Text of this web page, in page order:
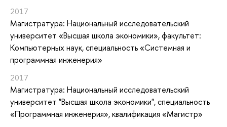
2017
Магистратура: Национальный исследовательский
университет «Высшая школа экономики», факультет:
Компьютерных наук, специальность «Системная и
программная инженерия»
2017
Магистратура: Национальный исследовательский
университет "Высшая школа экономики", специальность
«Программная инженерия», квалификация «Магистр»